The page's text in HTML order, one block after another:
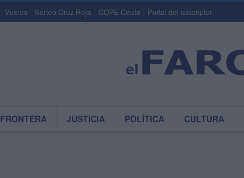
Vuelos Sorteo Cruz Roja COPE Ceuta Portal del suscriptor
FRONTERA JUSTICIA POLÍTICA CULTURA